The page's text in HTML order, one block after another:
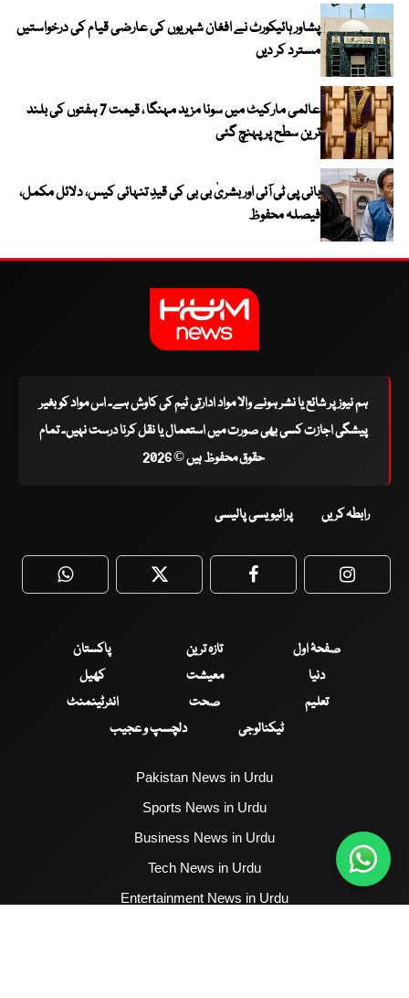
پشاور ہائیکورٹ نے افغان شہریوں کی عارضی قیام کی درخواستیں
مسترد کر دیں
عالمی مارکیٹ میں سونا مزید مہنگا ، قیمت 7 ہفتوں کی بلند
ترین سطح پر پہنچ گئی
بانی پی ٹی آئی اور بشریٰ بی بی کی قیدِ تنہائی کیس، دلائل مکمل،
فیصلہ محفوظ
ہم نیوز پر شائع یا نشر ہونے والا مواد ادارتی ٹیم کی کاوش ہے۔ اس مواد کو بغیر
پیشگی اجازت کسی بھی صورت میں استعمال یا نقل کرنا درست نہیں۔ تمام
حقوق محفوظ ہیں © 2026
رابطہ کریں پرائیویسی پالیسی
WhatsApp Twitter Facebook
صفحۂ اول تازہ ترین
پاکستان
دنیا
معیشت
کھیل
تعلیم
صحت
انٹرٹینمنٹ
ٹیکنالوجی
دلچسپ و عجیب
Pakistan News in Urdu
Sports News in Urdu
Business News in Urdu
Tech News in Urdu
Entertainment News in Urdu